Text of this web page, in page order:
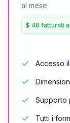
al mese
$ 48 fatturati
Accesso
Supporto
Tutti i